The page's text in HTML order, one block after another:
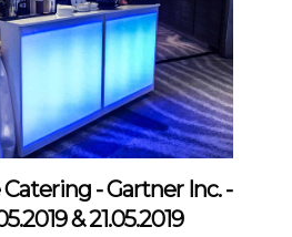
- Gartner Inc. -
& 21.05.2019